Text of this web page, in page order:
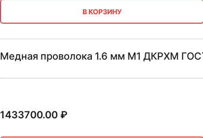
В КОРЗИНУ
Медная проволока 1.6 мм М1 ДКРХМ
1433700.00₽